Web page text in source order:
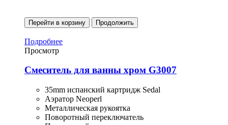
Перейти в корзину Продолжить
Подробнее
Просмотр
Смеситель для ванны хром G3007
35mm испанский картридж Sedal
Аэратор Neoperl
Металлическая рукоятка
Поворотный переключатель